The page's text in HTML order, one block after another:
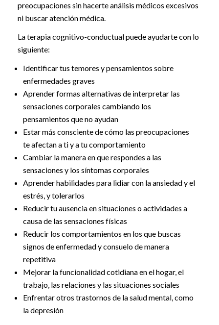
preocupaciones sin hacerte análisis médicos excesivos
ni buscar atención médica.
La terapia cognitivo-conductual puede ayudarte con lo
siguiente:
Identificar tus temores y pensamientos sobre
enfermedades graves
Aprender formas alternativas de interpretar las
sensaciones corporales cambiando los
pensamientos que no ayudan
Estar más consciente de cómo las preocupaciones
te afectan a ti y a tu comportamiento
Cambiar la manera en que respondes a las
sensaciones y los síntomas corporales
Aprender habilidades para lidiar con la ansiedad y el
estrés, y tolerarlos
Reducir tu ausencia en situaciones o actividades a
causa de las sensaciones físicas
Reducir los comportamientos en los que buscas
signos de enfermedad y consuelo de manera
repetitiva
Mejorar la funcionalidad cotidiana en el hogar, el
trabajo, las relaciones y las situaciones sociales
Enfrentar otros trastornos de la salud mental, como
la depresión